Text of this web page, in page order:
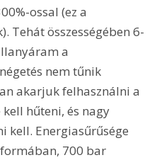
ossal (ez a
Tehát összességében 6-
a
nem tűnik
akarjuk felhasználni a
hűteni, és nagy
kell. Energiasűrűsége
700 bar